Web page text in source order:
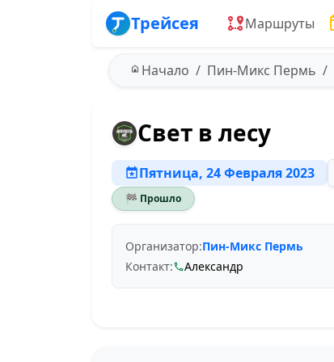
Трейсея Маршруты
Начало Пин-Микс Пермь
Свет в лесу
Пятница, 24 Февраля 2023
🏁 Прошло
Организатор:Пин-Микс Пермь
Контакт:
Александр